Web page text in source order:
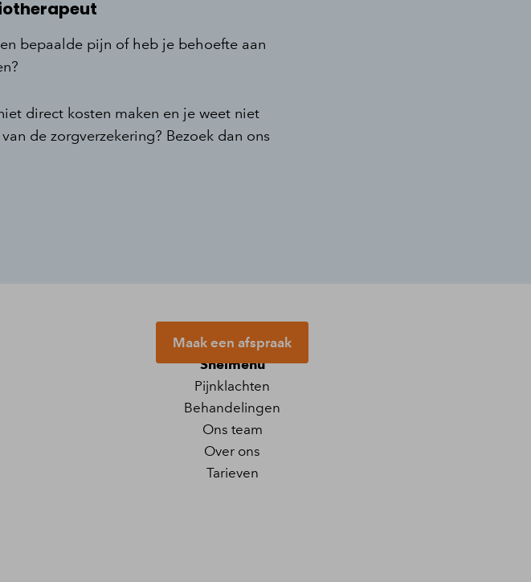
bepaalde pijn of heb je behoefte aan
direct kosten maken en je weet niet
de zorgverzekering? Bezoek dan ons
Maak een afspraak
Snelmenu
Pijnklachten
Behandelingen
Ons team
Over ons
Tarieven